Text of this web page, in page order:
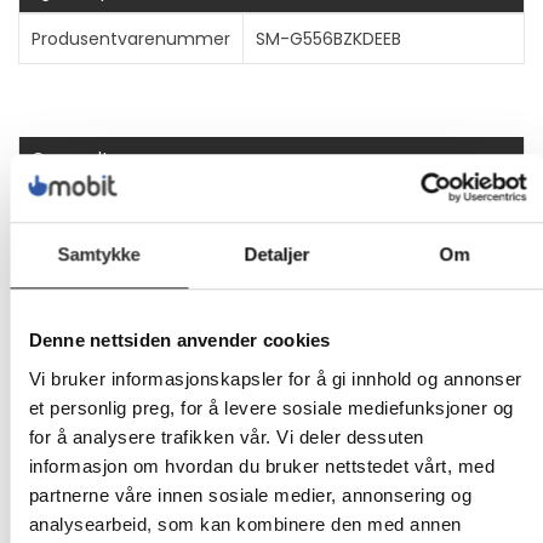
Samtykke Detaljer Om
Denne nettsiden anvender cookies
Vi bruker informasjonskapsler for å gi innhold og annonser
et personlig preg, for å levere sosiale mediefunksjoner og
for å analysere trafikken vår. Vi deler dessuten
informasjon om hvordan du bruker nettstedet vårt, med
partnerne våre innen sosiale medier, annonsering og
analysearbeid, som kan kombinere den med annen
Produsentvarenummer
SM-G556BZKDEEB
Generelt
Energietikett QR-kode
Https://eprel.ec.europa.eu/qr/
Energiklasse Klasse A
Fabrikantmodellnummer SM-G556B
Produktformfaktor Berøring - Robust
Beskyttelse Vannbestandig, støvbestandig
Bredde 80.1 mm